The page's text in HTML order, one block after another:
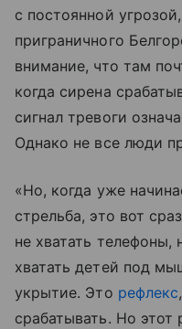
с постоянной
приграничного
внимание, что там
когда сирена
сигнал тревоги
Однако не все люди
«Но, когда уже
стрельба, это вот
не хватать телефоны,
хватать детей под
укрытие. Это рефлекс
срабатывать. Но